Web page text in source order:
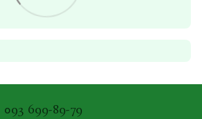
093 699-89-79